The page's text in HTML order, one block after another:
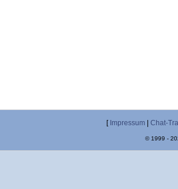
[ Impressum Chat-
© 1999 -